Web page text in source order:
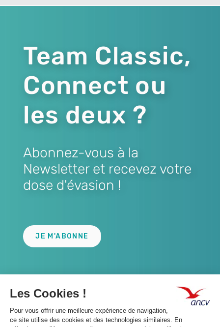
Team Classic,
Connect ou
les deux ?
Abonnez-vous à la
Newsletter et recevez votre
dose d'évasion !
JE M'ABONNE